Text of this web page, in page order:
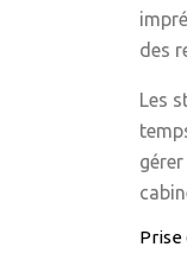
des
Les
Prise